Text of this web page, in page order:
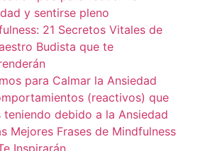
y sentirse pleno
21 Secretos Vitales de
Budista que te
para Calmar la Ansiedad
(reactivos) que
teniendo debido a la Ansiedad
Mejores Frases de Mindfulness
Inspirarán